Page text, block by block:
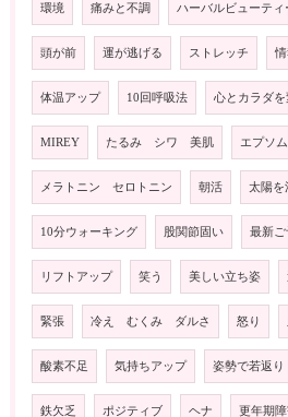
環境 痛みと不調 ハーバルビューティ
頭が前 運が逃げる ストレッチ 情
体温アップ 10回呼吸法 心とカラダを
MIREY たるみ シワ 美肌 エプソ
メラトニン セロトニン 朝活 太陽を
10分ウォーキング 股関節固い 最新ご
リフトアップ 笑う 美しい立ち姿
緊張 冷え むくみ ダルさ 怒り
酸素不足 気持ちアップ 姿勢で若返り
鉄欠乏 ポジティブ ヘナ 更年期